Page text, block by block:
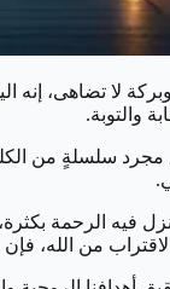
لا تضاهى، إنه
والتوبة.
سلسلةٍ من
فيه الرحمة
من الله، فإن